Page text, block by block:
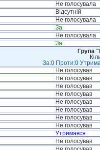
Не голосувала
Відсутній
Не голосувала
За
Не голосувала
За
Група
За:0 Проти:0
Не голосував
Не голосував
Не голосував
Не голосував
Не голосував
Не голосував
Не голосував
Не голосував
Утримався
Не голосував